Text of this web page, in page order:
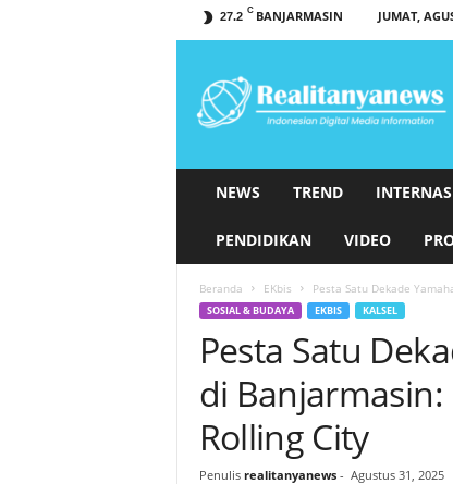
27.2 C BANJARMASIN JUMAT,
t
NEWS TREND
PENDIDIKAN VIDEO
Beranda EKbis Pesta Satu Dekade
SOSIAL & BUDAYA EKBIS KALSEL
Pesta Satu
di
Rolling City
Penulis realitanyanews- Agustus 31, 2025